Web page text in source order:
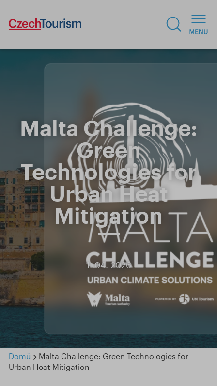
Malta Challenge:
Green
Technologies for
Urban Heat
Mitigation
1. 04. 2026
Domů
Malta Challenge: Green Technologies for
Urban Heat Mitigation